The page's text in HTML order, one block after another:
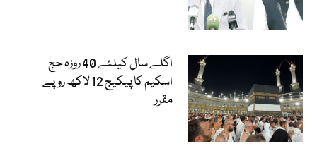
اگلے سال کیلئے 40 روزہ حج
اسکیم کا پیکیج 12 لاکھ روپے
مقرر